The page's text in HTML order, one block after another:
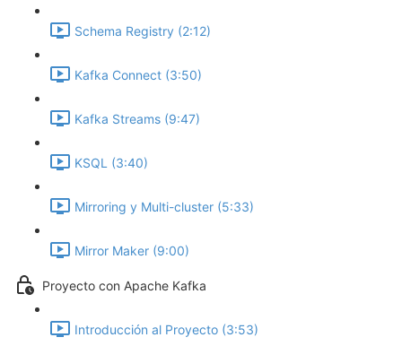
Schema Registry (2:12)
Kafka Connect (3:50)
Kafka Streams (9:47)
KSQL (3:40)
Mirroring y Multi-cluster (5:33)
Mirror Maker (9:00)
Proyecto con Apache Kafka
Introducción al Proyecto (3:53)